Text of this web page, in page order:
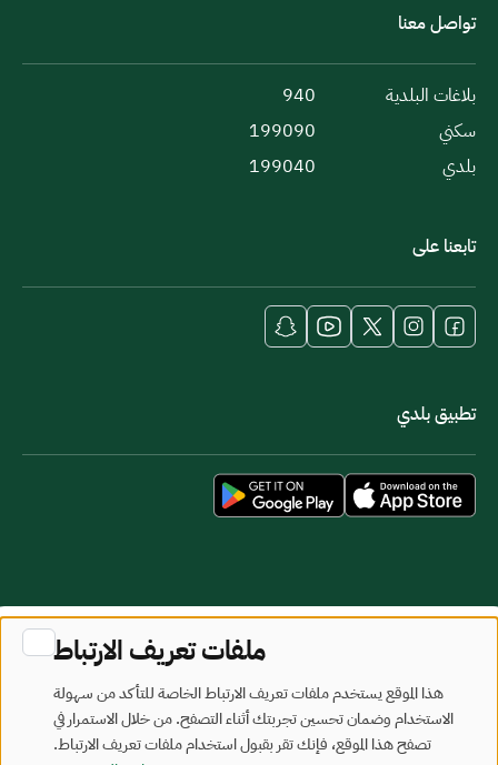
تواصل معنا
بلاغات البلدية
940
سكني
199090
بلدي
199040
تابعنا على
تطبيق بلدي
خريطة الموقعشروط الاستخدام
تم تطويره وصيانته بواسطة وزارة البلديات والإسكان
آخر تحديث: 2026/08/08
ملفات تعريف الارتباط
هذا الموقع يستخدم ملفات تعريف الارتباط الخاصة للتأكد من سهولة
الاستخدام وضمان تحسين تجربتك أثناء التصفح. من خلال الاستمرار في
تصفح هذا الموقع، فإنك تقر بقبول استخدام ملفات تعريف الارتباط.